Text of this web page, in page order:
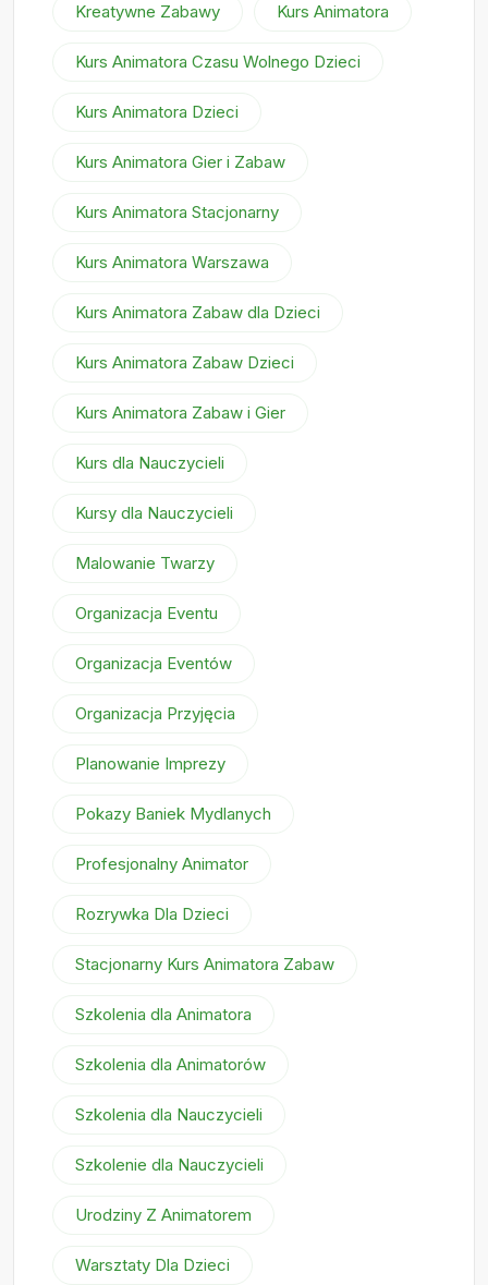
Kreatywne Zabawy Kurs Animatora
Kurs Animatora Czasu Wolnego Dzieci
Kurs Animatora Dzieci
Kurs Animatora Gier i Zabaw
Kurs Animatora Stacjonarny
Kurs Animatora Warszawa
Kurs Animatora Zabaw dla Dzieci
Kurs Animatora Zabaw Dzieci
Kurs Animatora Zabaw i Gier
Kurs dla Nauczycieli
Kursy dla Nauczycieli
Malowanie Twarzy
Organizacja Eventu
Organizacja Eventów
Organizacja Przyjęcia
Planowanie Imprezy
Pokazy Baniek Mydlanych
Profesjonalny Animator
Rozrywka Dla Dzieci
Stacjonarny Kurs Animatora Zabaw
Szkolenia dla Animatora
Szkolenia dla Animatorów
Szkolenia dla Nauczycieli
Szkolenie dla Nauczycieli
Urodziny Z Animatorem
Warsztaty Dla Dzieci